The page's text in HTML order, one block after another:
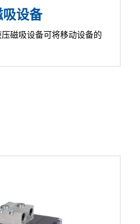
吸设备
磁吸设备可将移动设备的